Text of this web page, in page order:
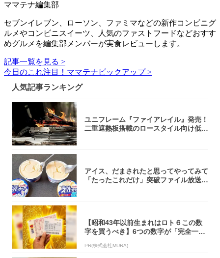
ママテナ編集部
セブンイレブン、ローソン、ファミマなどの新作コンビニグ
ルメやコンビニスイーツ、人気のファストフードなどおすす
めグルメを編集部メンバーが実食レビューします。
記事一覧を見る >
今日のこれ注目！ママテナピックアップ >
人気記事ランキング
ユニフレーム『ファイアレイル』発売！
二重遮熱板搭載のロースタイル向け低型
アイス、だまされたと思ってやってみて
「たったこれだけ」突破ファイル放送で
【昭和43年以前生まれはロト６この数
字を買うべき】6つの数字が「完全一
PR(株式会社MURA)